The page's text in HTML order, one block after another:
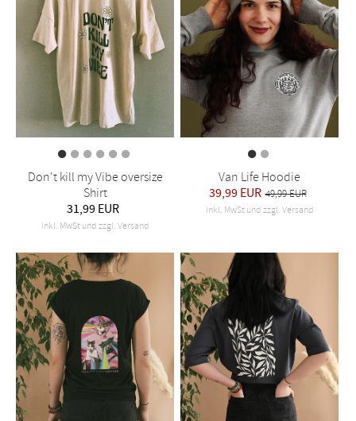
Don't kill my Vibe oversize
Shirt
31,99 EUR
inkl. MwSt und zzgl. Versand
Van Life Hoodie
39,99 EUR 49,99 EUR
inkl. MwSt und zzgl. Versand